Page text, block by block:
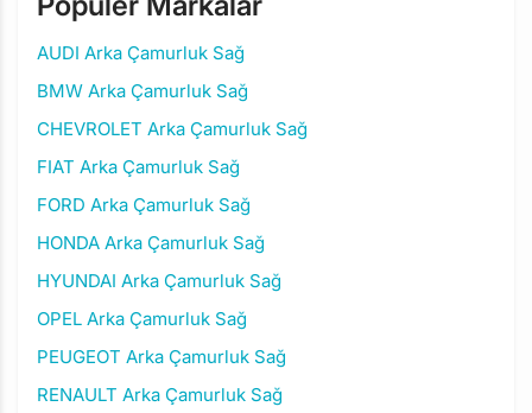
AUDI Arka Çamurluk Sağ
BMW Arka Çamurluk Sağ
CHEVROLET Arka Çamurluk Sağ
FIAT Arka Çamurluk Sağ
FORD Arka Çamurluk Sağ
HONDA Arka Çamurluk Sağ
HYUNDAI Arka Çamurluk Sağ
OPEL Arka Çamurluk Sağ
PEUGEOT Arka Çamurluk Sağ
RENAULT Arka Çamurluk Sağ